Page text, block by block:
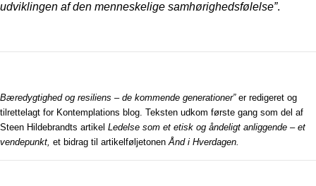
udviklingen af den menneskelige samhørighedsfølelse”.
Bæredygtighed og resiliens – de kommende generationer”er redigeret og
tilrettelagt for Kontemplations blog. Teksten udkom første gang som del af
Steen Hildebrandts artikel Ledelse som et etisk og åndeligt anliggende – et
vendepunkt, et bidrag til artikelføljetonenÅnd i Hverdagen.